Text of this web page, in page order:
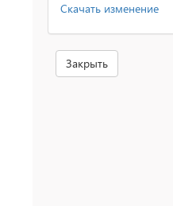
Скачать изменение
Закрыть